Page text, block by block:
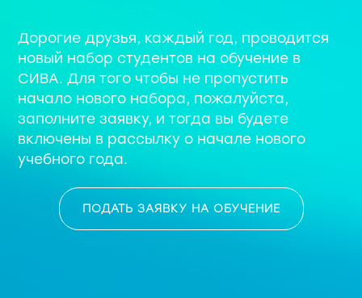
Дорогие друзья, каждый год, проводится
новый набор студентов на обучение в
СИВА. Для того чтобы не пропустить
начало нового набора, пожалуйста,
заполните заявку, и тогда вы будете
включены в рассылку о начале нового
учебного года.
ПОДАТЬ ЗАЯВКУ НА ОБУЧЕНИЕ